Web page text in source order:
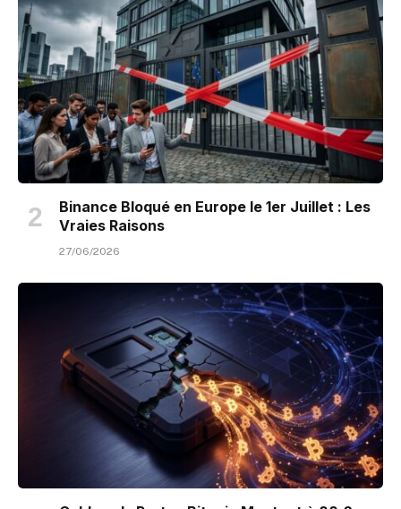
Binance Bloqué en Europe le 1er Juillet : Les
Vraies Raisons
27/06/2026